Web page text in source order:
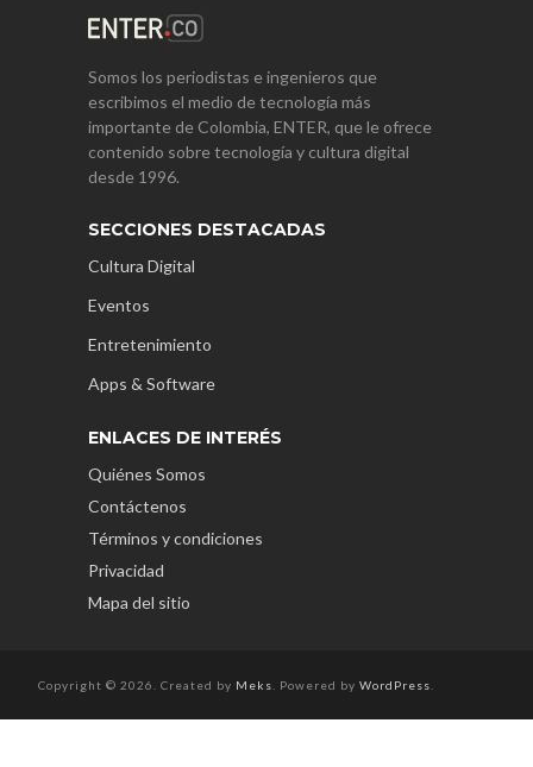
Somos los periodistas e ingenieros que
escribimos el medio de tecnología más
importante de Colombia, ENTER, que le ofrece
contenido sobre tecnología y cultura digital
desde 1996.
SECCIONES DESTACADAS
Cultura Digital
Eventos
Entretenimiento
Apps & Software
ENLACES DE INTERÉS
Quiénes Somos
Contáctenos
Términos y condiciones
Privacidad
Mapa del sitio
Copyright © 2026. Created by Meks . Powered by WordPress